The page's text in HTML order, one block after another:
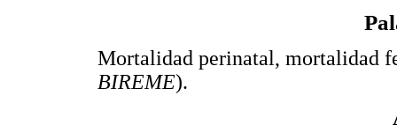
Mortalidad perinatal, mortalidad
BIREME).